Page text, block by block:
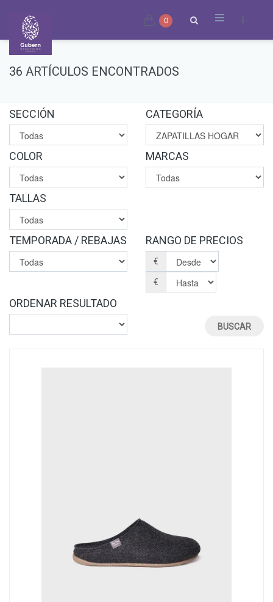
0
36 ARTÍCULOS ENCONTRADOS
SECCIÓN CATEGORÍA
COLOR MARCAS
TALLAS
TEMPORADA / REBAJAS RANGO DE PRECIOS
€
€
ORDENAR RESULTADO